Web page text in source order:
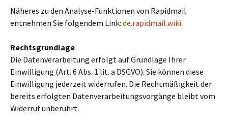
Näheres zu den Analyse-Funktionen von Rapidmail
entnehmen Sie folgendem Link: de.rapidmail.wiki.
Rechtsgrundlage
Die Datenverarbeitung erfolgt auf Grundlage Ihrer
Einwilligung (Art. 6 Abs. 1 lit. a DSGVO). Sie können diese
Einwilligung jederzeit widerrufen. Die Rechtmäßigkeit der
bereits erfolgten Datenverarbeitungsvorgänge bleibt vom
Widerruf unberührt.